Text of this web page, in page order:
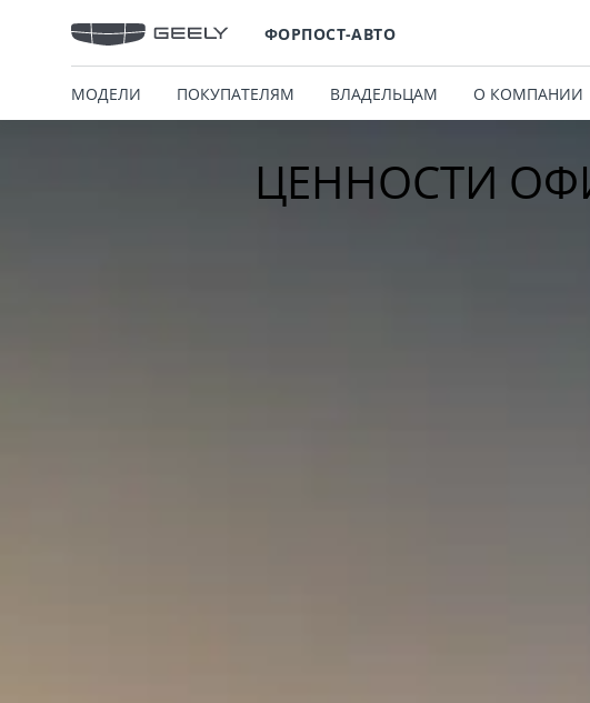
ФОРПОСТ-АВТО
МОДЕЛИ ПОКУПАТЕЛЯМ ВЛАДЕЛЬЦАМ О КОМПАНИИ
ЦЕННОСТИ